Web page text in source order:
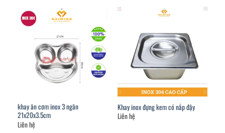
khay ăn cơm inox 3 ngăn
21x20x3.5cm
Liên hệ
Khay inox đựng kem có nắp đậy
Liên hệ